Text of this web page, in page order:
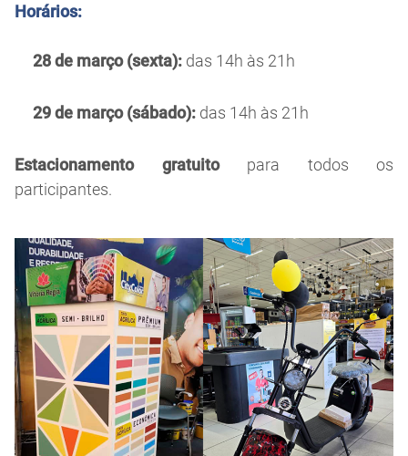
Horários:
28 de março (sexta): das 14h às 21h
29 de março (sábado): das 14h às 21h
Estacionamento gratuitopara todos os
participantes.